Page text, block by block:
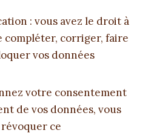
: vous avez le droit à
compléter, corriger, faire
vos données
votre consentement
de vos données, vous
ce